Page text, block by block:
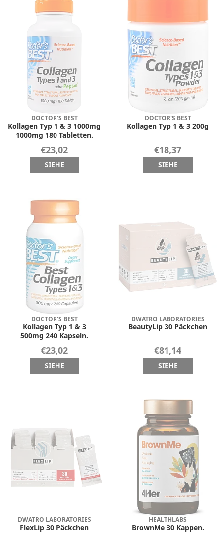
DOCTOR'S BEST
Kollagen Typ 1 & 3 1000mg
1000mg 180 Tabletten.
€23,02
SIEHE
DOCTOR'S BEST
Kollagen Typ 1 & 3 200g
€18,37
SIEHE
DOCTOR'S BEST
Kollagen Typ 1 & 3
500mg 240 Kapseln.
€23,02
SIEHE
DWATRO LABORATORIES
BeautyLip 30 Päckchen
€81,14
SIEHE
DWATRO LABORATORIES
FlexLip 30 Päckchen
HEALTHLABS
BrownMe 30 Kappen.